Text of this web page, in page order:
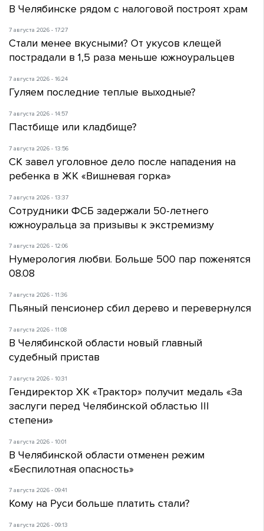
В Челябинске рядом с налоговой построят храм
7 августа 2026 - 17:27
Стали менее вкусными? От укусов клещей
пострадали в 1,5 раза меньше южноуральцев
7 августа 2026 - 16:24
Гуляем последние теплые выходные?
7 августа 2026 - 14:57
Пастбище или кладбище?
7 августа 2026 - 13:56
СК завел уголовное дело после нападения на
ребенка в ЖК «Вишневая горка»
7 августа 2026 - 13:37
Сотрудники ФСБ задержали 50-летнего
южноуральца за призывы к экстремизму
7 августа 2026 - 12:06
Нумерология любви. Больше 500 пар поженятся
08.08
7 августа 2026 - 11:36
Пьяный пенсионер сбил дерево и перевернулся
7 августа 2026 - 11:08
В Челябинской области новый главный
судебный пристав
7 августа 2026 - 10:31
Гендиректор ХК «Трактор» получит медаль «За
заслуги перед Челябинской областью III
степени»
7 августа 2026 - 10:01
В Челябинской области отменен режим
«Беспилотная опасность»
7 августа 2026 - 09:41
Кому на Руси больше платить стали?
7 августа 2026 - 09:13